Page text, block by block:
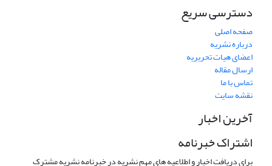
دسترسی سریع
صفحه اصلی
درباره نشریه
اعضای هیات تحریریه
ارسال مقاله
تماس با ما
نقشه سایت
آخرین اخبار
اشتراک خبرنامه
برای دریافت اخبار و اطلاعیه های مهم نشریه در خبرنامه نشریه مشترک